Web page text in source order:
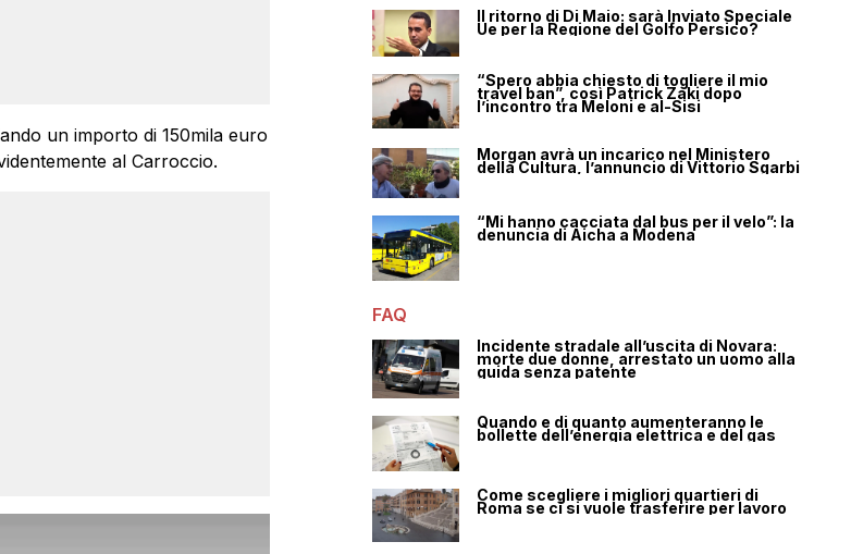
un importo di 150mila euro
al Carroccio.
Il ritorno di Di Maio: sarà Inviato Speciale
Ue per la Regione del Golfo Persico?
“Spero abbia chiesto di togliere il mio
travel ban”, così Patrick Zaki dopo
l’incontro tra Meloni e al-Sisi
Morgan avrà un incarico nel Ministero
della Cultura, l’annuncio di Vittorio Sgarbi
“Mi hanno cacciata dal bus per il velo”: la
denuncia di Aicha a Modena
FAQ
Incidente stradale all’uscita di Novara:
morte due donne, arrestato un uomo alla
guida senza patente
Quando e di quanto aumenteranno le
bollette dell’energia elettrica e del gas
Come scegliere i migliori quartieri di
Roma se ci si vuole trasferire per lavoro